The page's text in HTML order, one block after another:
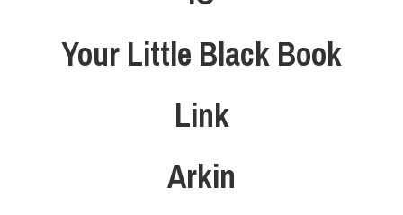
Your Little Black Book
Link
Arkin